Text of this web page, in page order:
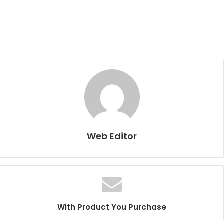
Web Editor
With Product You Purchase